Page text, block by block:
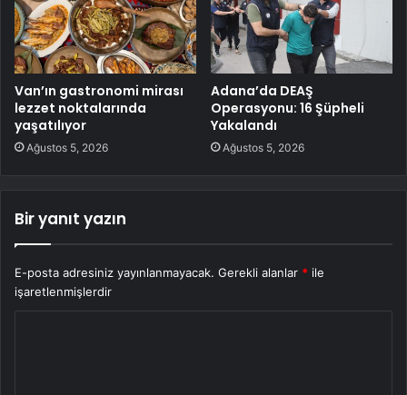
Van’ın gastronomi mirası
lezzet noktalarında
yaşatılıyor
Ağustos 5, 2026
Adana’da DEAŞ
Operasyonu: 16 Şüpheli
Yakalandı
Ağustos 5, 2026
Bir yanıt yazın
E-posta adresiniz yayınlanmayacak. Gerekli alanlar * ile
işaretlenmişlerdir